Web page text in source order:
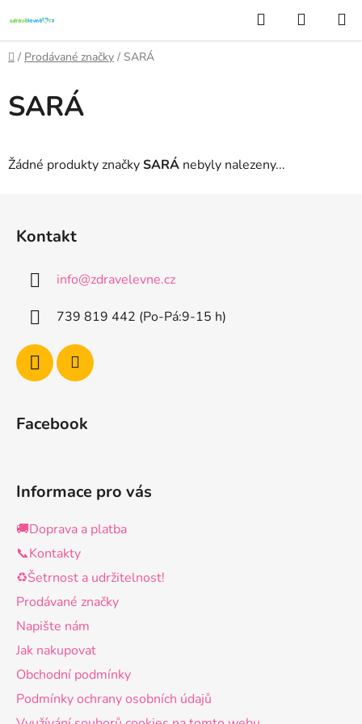
na
obsah
Hledat
KOŠÍK
Domů
/ Prodávané značky / SARÁ
SARÁ
Žádné produkty značkySARÁ nebyly nalezeny...
Kontakt
info@zdravelevne.cz
739 819 442 (Po-Pá:9-15 h)
Facebook
Informace pro vás
🚚Doprava a platba
📞Kontakty
♻️Šetrnost a udržitelnost!
Prodávané značky
Napište nám
Jak nakupovat
Obchodní podmínky
Podmínky ochrany osobních údajů